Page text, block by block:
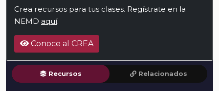
Crea recursos para tus clases. Regístrate en la
NEMD aquí.
Conoce al CREA
Recursos Relacionados